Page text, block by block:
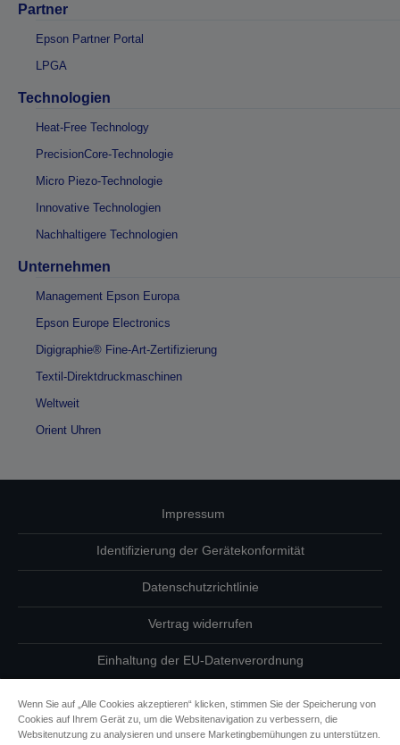
Partner
Epson Partner Portal
LPGA
Technologien
Heat-Free Technology
PrecisionCore-Technologie
Micro Piezo-Technologie
Innovative Technologien
Nachhaltigere Technologien
Unternehmen
Management Epson Europa
Epson Europe Electronics
Digigraphie® Fine-Art-Zertifizierung
Textil-Direktdruckmaschinen
Weltweit
Orient Uhren
Impressum
Identifizierung der Gerätekonformität
Datenschutzrichtlinie
Vertrag widerrufen
Einhaltung der EU-Datenverordnung
Informationen zu Cookies
Wenn Sie auf „Alle Cookies akzeptieren“ klicken, stimmen Sie der Speicherung von
Cookies auf Ihrem Gerät zu, um die Websitenavigation zu verbessern, die
Websitenutzung zu analysieren und unsere Marketingbemühungen zu unterstützen.